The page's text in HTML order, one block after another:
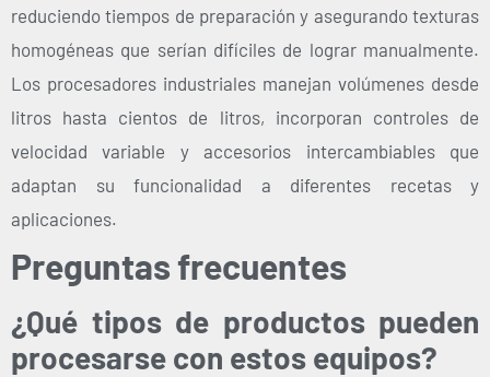
reduciendo tiempos de preparación y asegurando texturas
homogéneas que serían difíciles de lograr manualmente.
Los procesadores industriales manejan volúmenes desde
litros hasta cientos de litros, incorporan controles de
velocidad variable y accesorios intercambiables que
adaptan su funcionalidad a diferentes recetas y
aplicaciones.
Preguntas frecuentes
¿Qué tipos de productos pueden
procesarse con estos equipos?